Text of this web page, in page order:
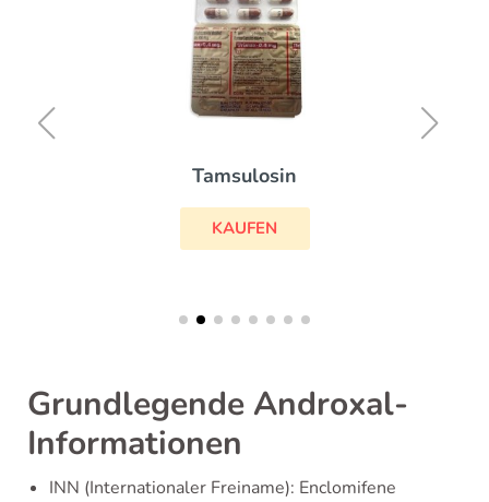
Tamsulosin
KAUFEN
Grundlegende Androxal-
Informationen
INN (Internationaler Freiname): Enclomifene